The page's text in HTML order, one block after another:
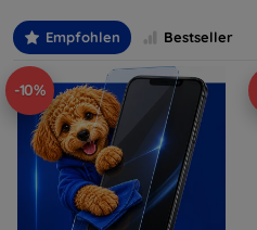
Empfohlen Bestseller
-10%